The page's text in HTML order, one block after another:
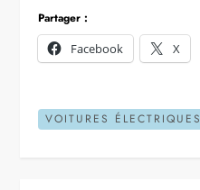
Partager :
Facebook
X
VOITURES ÉLECTRIQUES